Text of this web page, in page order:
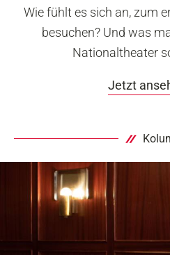
Wie fühlt es sich an, zum
besuchen? Und was
Nationaltheater
Jetzt